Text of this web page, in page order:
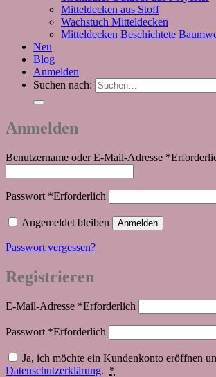
Mitteldecken aus Stoff
Wachstuch Mitteldecken
Mitteldecken Beschichtete
Neu
Blog
Anmelden
Suchen nach:
Anmelden
Benutzername oder E-Mail-Adresse *
Passwort *Erforderlich
Angemeldet bleiben Anmelden
Passwort vergessen?
Registrieren
E-Mail-Adresse *Erforderlich
Passwort *Erforderlich
Ja, ich möchte ein Kundenkonto eröffnen
Datenschutzerklärung. *